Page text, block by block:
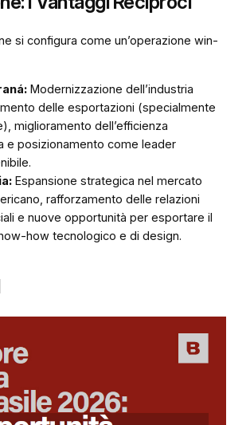
si configura come un’operazionewin-
Modernizzazione dell’industria
delle esportazioni (specialmente
miglioramento dell’efficienza
e posizionamento come leader
Espansione strategica nel mercato
rafforzamento delle relazioni
e nuove opportunità per esportare il
how tecnologico e di design.